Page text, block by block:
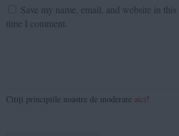
Save my name, email, and website in
time I comment.
Citiți principiile noastre de moderare aici !